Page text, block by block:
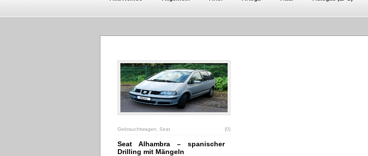
Chevrolet Chrysler Citroën Continental Dacia Daewoo
Oldtimer Opel Peugeot Pontiac
Saab Seat Sicherheit Skoda
Gebrauchtwagen Seat {0}
Seat Alhambra – spanischer
Drilling mit Mängeln